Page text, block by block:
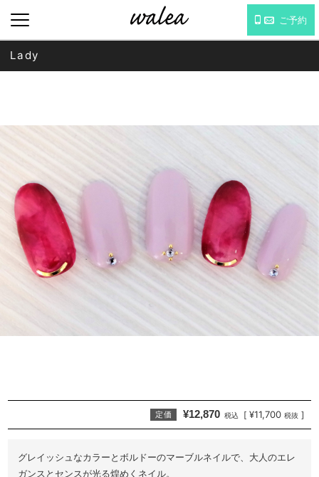
ご予約
Lady
定価 ¥12,870 税込 [ ¥11,700 税抜 ]
グレイッシュなカラーとボルドーのマーブルネイルで、大人のエレ
ガンスとセンスが光る煌めくネイル。